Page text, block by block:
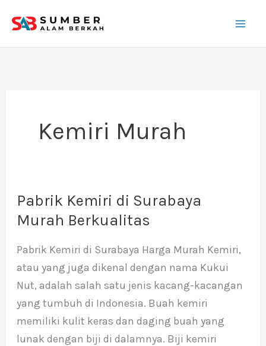
konten
Kemiri Murah
Pabrik Kemiri di Surabaya
Murah Berkualitas
Pabrik Kemiri di Surabaya Harga Murah Kemiri,
atau yang juga dikenal dengan nama Kukui
Nut, adalah salah satu jenis kacang-kacangan
yang tumbuh di Indonesia. Buah kemiri
memiliki kulit keras dan daging buah yang
lunak dengan biji di dalamnya. Biji kemiri
Pabrik
Kemiri
Surabaya
Murah
Berkualitas